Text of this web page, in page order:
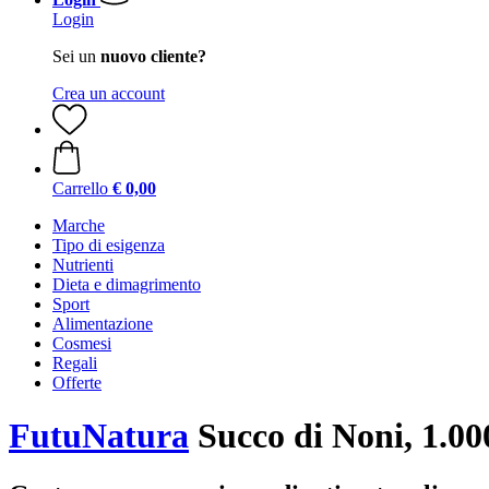
Login
Sei un nuovo cliente?
Crea un account
Carrello € 0,00
Marche
Tipo di esigenza
Nutrienti
Dieta e dimagrimento
Sport
Alimentazione
Cosmesi
Regali
Offerte
FutuNatura Succo di Noni,